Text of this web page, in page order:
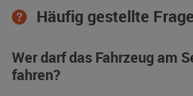
Häufig gestellte
Wer darf das Fahrzeug am
fahren?